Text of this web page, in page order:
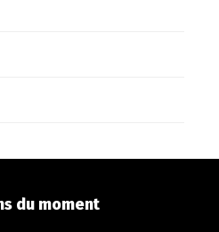
du moment